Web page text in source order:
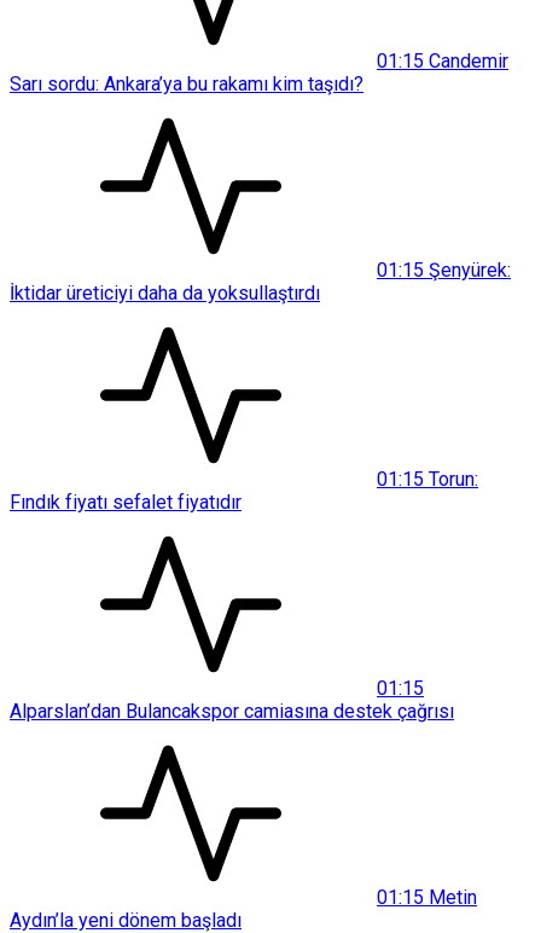
01:15 Candemir
Sarı sordu: Ankara’ya bu rakamı kim taşıdı?
01:15 Şenyürek:
İktidar üreticiyi daha da yoksullaştırdı
01:15 Torun:
Fındık fiyatı sefalet fiyatıdır
01:15
Alparslan’dan Bulancakspor camiasına destek çağrısı
01:15 Metin
Aydın’la yeni dönem başladı